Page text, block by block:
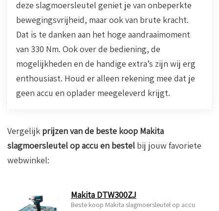
deze slagmoersleutel geniet je van onbeperkte
bewegingsvrijheid, maar ook van brute kracht.
Dat is te danken aan het hoge aandraaimoment
van 330 Nm. Ook over de bediening, de
mogelijkheden en de handige extra’s zijn wij erg
enthousiast. Houd er alleen rekening mee dat je
geen accu en oplader meegeleverd krijgt.
Vergelijk prijzen van de beste koop Makita
slagmoersleutel op accu en bestel bij jouw favoriete
webwinkel:
Makita DTW300ZJ
Beste koop Makita slagmoersleutel op accu